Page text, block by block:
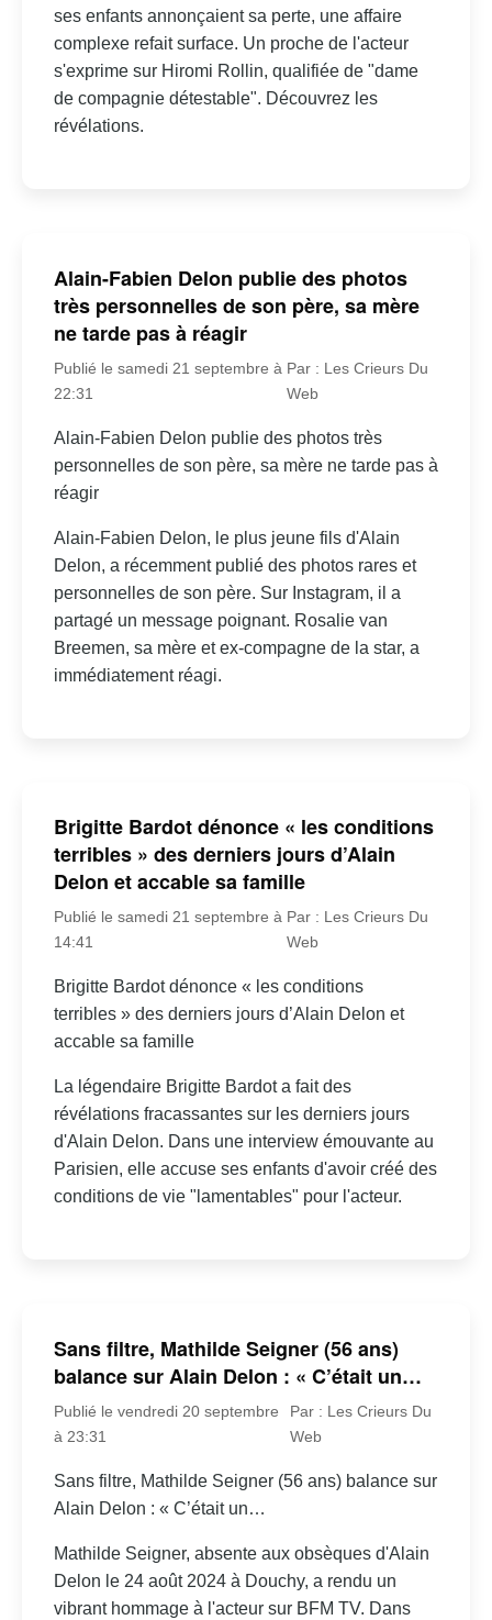
ses enfants annonçaient sa perte, une affaire
complexe refait surface. Un proche de l'acteur
s'exprime sur Hiromi Rollin, qualifiée de "dame
de compagnie détestable". Découvrez les
révélations.
Alain-Fabien Delon publie des photos
très personnelles de son père, sa mère
ne tarde pas à réagir
Publié le samedi 21 septembre à
22:31
Par : Les Crieurs Du
Web
Alain-Fabien Delon publie des photos très
personnelles de son père, sa mère ne tarde pas à
réagir
Alain-Fabien Delon, le plus jeune fils d'Alain
Delon, a récemment publié des photos rares et
personnelles de son père. Sur Instagram, il a
partagé un message poignant. Rosalie van
Breemen, sa mère et ex-compagne de la star, a
immédiatement réagi.
Brigitte Bardot dénonce « les conditions
terribles » des derniers jours d’Alain
Delon et accable sa famille
Publié le samedi 21 septembre à
14:41
Par : Les Crieurs Du
Web
Brigitte Bardot dénonce « les conditions
terribles » des derniers jours d’Alain Delon et
accable sa famille
La légendaire Brigitte Bardot a fait des
révélations fracassantes sur les derniers jours
d'Alain Delon. Dans une interview émouvante au
Parisien, elle accuse ses enfants d'avoir créé des
conditions de vie "lamentables" pour l'acteur.
Sans filtre, Mathilde Seigner (56 ans)
balance sur Alain Delon : « C’était un…
Publié le vendredi 20 septembre
à 23:31
Par : Les Crieurs Du
Web
Sans filtre, Mathilde Seigner (56 ans) balance sur
Alain Delon : « C’était un…
Mathilde Seigner, absente aux obsèques d'Alain
Delon le 24 août 2024 à Douchy, a rendu un
vibrant hommage à l'acteur sur BFM TV. Dans